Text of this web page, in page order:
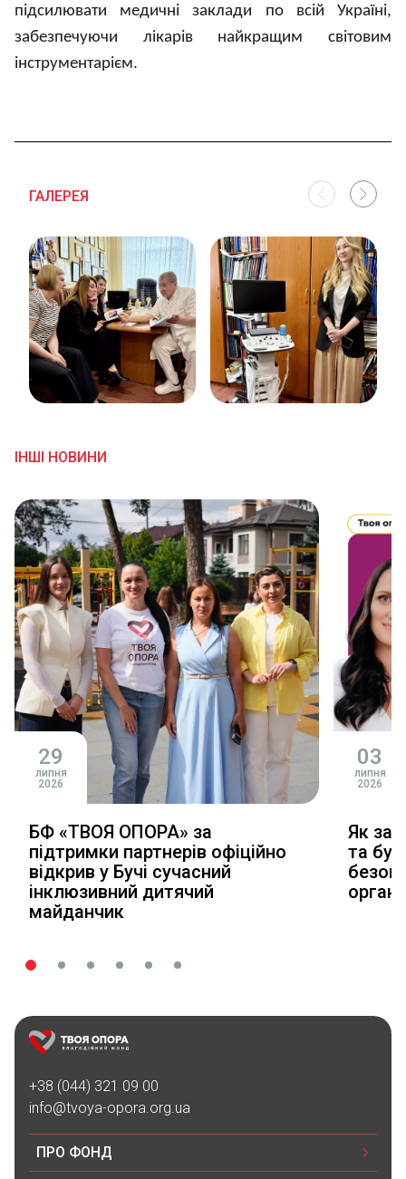
підсилювати медичні заклади по всій Україні,
забезпечуючи лікарів найкращим світовим
інструментарієм.
ГАЛЕРЕЯ
ІНШІ НОВИНИ
29
липня
2026
БФ «ТВОЯ ОПОРА» за
підтримки партнерів офіційно
відкрив у Бучі сучасний
інклюзивний дитячий
майданчик
03
липня
2026
Як
та
+38 (044) 321 09 00
info@tvoya-opora.org.ua
ПРО ФОНД